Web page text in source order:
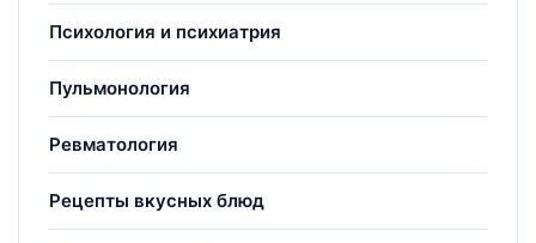
Психология и психиатрия
Пульмонология
Ревматология
Рецепты вкусных блюд